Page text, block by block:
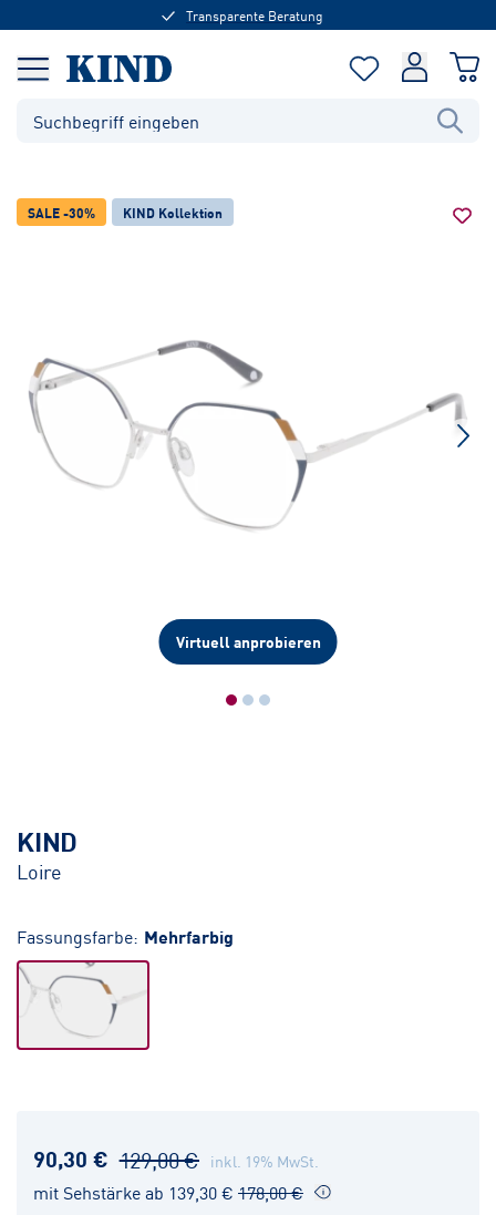
Transparente Beratung
SALE -30% KIND Kollektion
Virtuell anprobieren
KIND
Loire
Fassungsfarbe: Mehrfarbig
90,30 € 129,00 € inkl. 19% MwSt.
mit Sehstärke ab 139,30 € 178,00 €